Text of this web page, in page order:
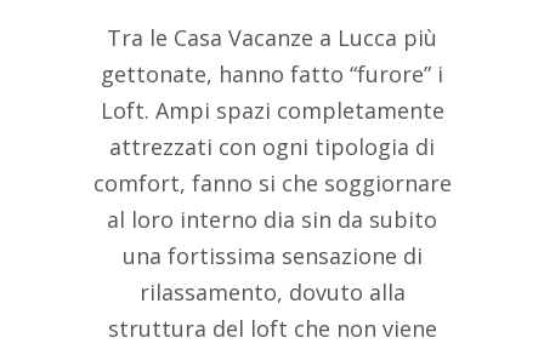
Tra le Casa Vacanze a Lucca più
gettonate, hanno fatto “furore” i
Loft. Ampi spazi completamente
attrezzati con ogni tipologia di
comfort, fanno si che soggiornare
al loro interno dia sin da subito
una fortissima sensazione di
rilassamento, dovuto alla
struttura del loft che non viene